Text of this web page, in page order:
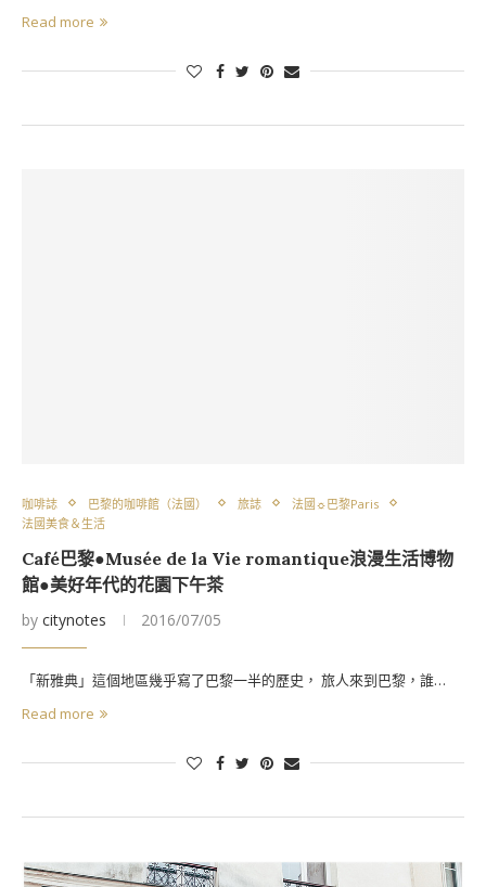
Read more
咖啡誌 巴黎的咖啡館（法國） 旅誌
法國☼巴黎Paris
法國美食＆生活
Café巴黎●Musée de la Vie romantique浪漫生活博物
館●美好年代的花園下午茶
by citynotes 2016/07/05
「新雅典」這個地區幾乎寫了巴黎一半的歷史， 旅人來到巴黎，誰…
Read more